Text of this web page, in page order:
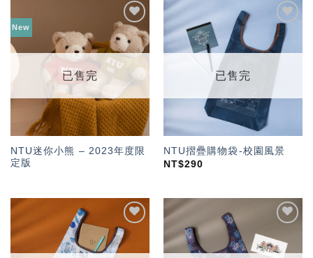
New
加入
「願
望輕
已售完
NTU迷你小熊 – 2023年度限
定版
加入
「願
望輕
已售完
NTU摺疊購物袋-校園風景
NT$290
「願
望輕
「願
望輕